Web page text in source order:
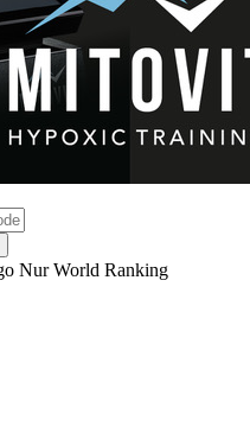
Nur World Ranking